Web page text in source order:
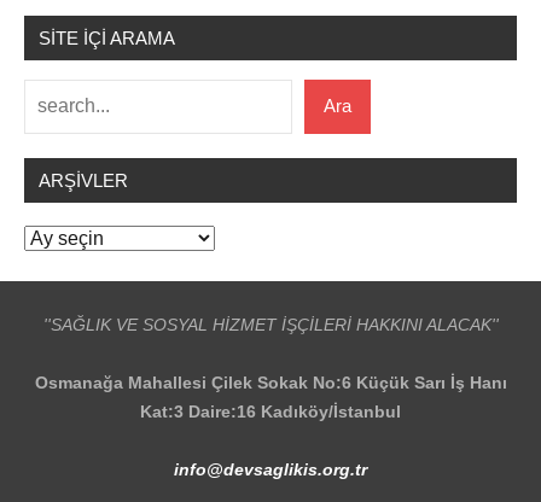
SİTE İÇİ ARAMA
Ara
ARŞIVLER
Arşivler
''SAĞLIK VE SOSYAL HİZMET İŞÇİLERİ HAKKINI ALACAK''
Osmanağa Mahallesi Çilek Sokak No:6 Küçük Sarı İş Hanı
Kat:3 Daire:16 Kadıköy/İstanbul
info@devsaglikis.org.tr